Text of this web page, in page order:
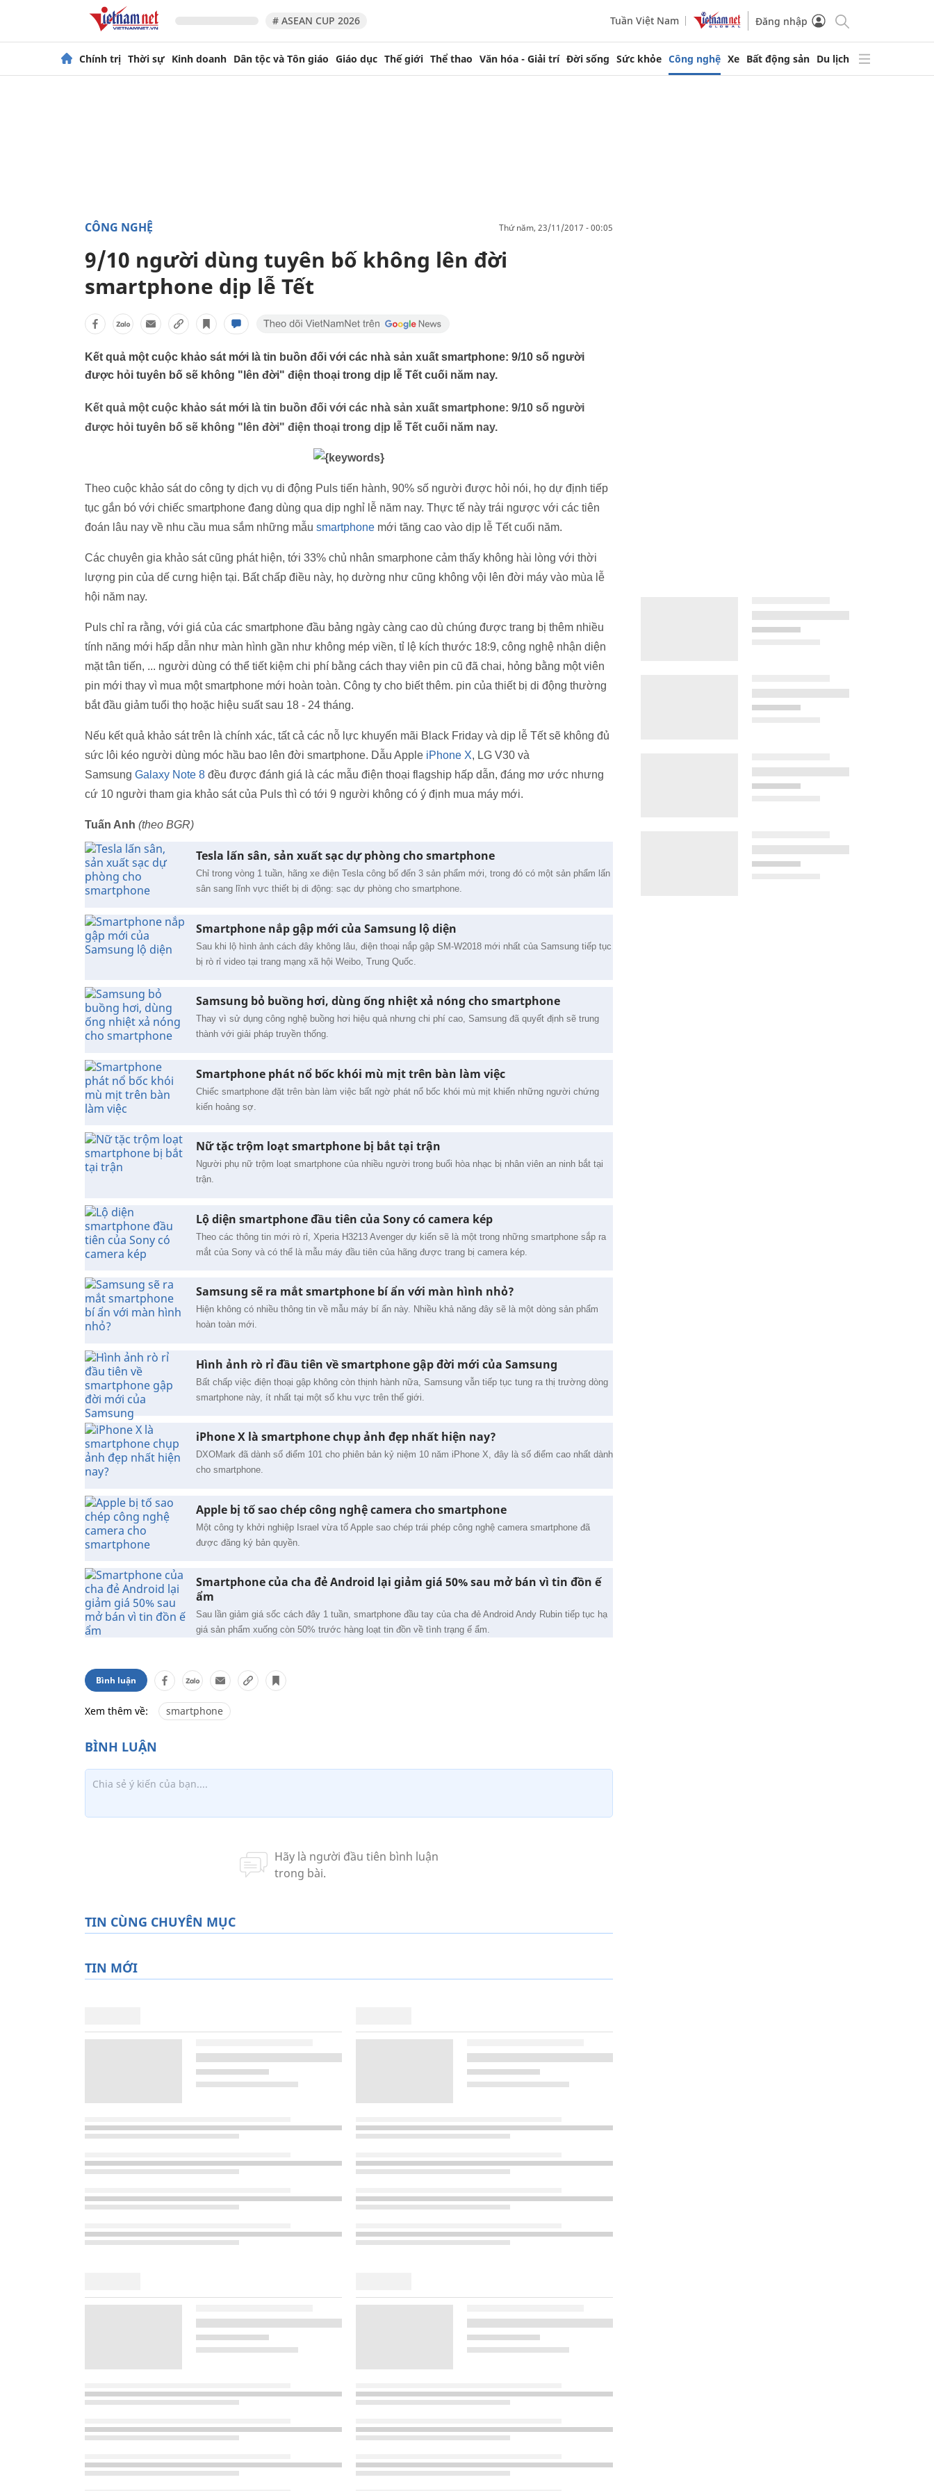
# ASEAN CUP 2026 Tuần Việt Nam Đăng nhập
Chính trị Thời sự Kinh doanh Dân tộc và Tôn giáo Giáo dục Thế giới Thể thao Văn hóa - Giải trí Đời sống Sức khỏe Công nghệ Xe Bất động sản Du lịch
CÔNG NGHỆ thứ năm, 23/11/2017 - 00:05
9/10 người dùng tuyên bố không lên đời
smartphone dịp lễ Tết
Kết quả một cuộc khảo sát mới là tin buồn đối với các nhà sản xuất smartphone: 9/10 số người
được hỏi tuyên bố sẽ không "lên đời" điện thoại trong dịp lễ Tết cuối năm nay.
Kết quả một cuộc khảo sát mới là tin buồn đối với các nhà sản xuất smartphone: 9/10 số người
được hỏi tuyên bố sẽ không "lên đời" điện thoại trong dịp lễ Tết cuối năm nay.
Theo cuộc khảo sát do công ty dịch vụ di động Puls tiến hành, 90% số người được hỏi nói, họ dự định tiếp
tục gắn bó với chiếc smartphone đang dùng qua dịp nghỉ lễ năm nay. Thực tế này trái ngược với các tiên
đoán lâu nay về nhu cầu mua sắm những mẫu smartphone mới tăng cao vào dịp lễ Tết cuối năm.
Các chuyên gia khảo sát cũng phát hiện, tới 33% chủ nhân smarphone cảm thấy không hài lòng với thời
lượng pin của dế cưng hiện tại. Bất chấp điều này, họ dường như cũng không vội lên đời máy vào mùa lễ
hội năm nay.
Puls chỉ ra rằng, với giá của các smartphone đầu bảng ngày càng cao dù chúng được trang bị thêm nhiều
tính năng mới hấp dẫn như màn hình gần như không mép viền, tỉ lệ kích thước 18:9, công nghệ nhận diện
mặt tân tiến, ... người dùng có thể tiết kiệm chi phí bằng cách thay viên pin cũ đã chai, hỏng bằng một viên
pin mới thay vì mua một smartphone mới hoàn toàn. Công ty cho biết thêm. pin của thiết bị di động thường
bắt đầu giảm tuổi thọ hoặc hiệu suất sau 18 - 24 tháng.
Nếu kết quả khảo sát trên là chính xác, tất cả các nỗ lực khuyến mãi Black Friday và dịp lễ Tết sẽ không đủ
sức lôi kéo người dùng móc hầu bao lên đời smartphone. Dẫu Apple iPhone X, LG V30 và
Samsung Galaxy Note 8 đều được đánh giá là các mẫu điện thoại flagship hấp dẫn, đáng mơ ước nhưng
cứ 10 người tham gia khảo sát của Puls thì có tới 9 người không có ý định mua máy mới.
Tuấn Anh (theo BGR)
Tesla lấn sân, sản xuất sạc dự phòng cho smartphone
Chỉ trong vòng 1 tuần, hãng xe điện Tesla công bố đến 3 sản phẩm mới, trong đó có một sản phẩm lấn
sân sang lĩnh vực thiết bị di động: sạc dự phòng cho smartphone.
Smartphone nắp gập mới của Samsung lộ diện
Sau khi lộ hình ảnh cách đây không lâu, điện thoại nắp gập SM-W2018 mới nhất của Samsung tiếp tục
bị rò rỉ video tại trang mạng xã hội Weibo, Trung Quốc.
Samsung bỏ buồng hơi, dùng ống nhiệt xả nóng cho smartphone
Thay vì sử dụng công nghệ buồng hơi hiệu quả nhưng chi phí cao, Samsung đã quyết định sẽ trung
thành với giải pháp truyền thống.
Smartphone phát nổ bốc khói mù mịt trên bàn làm việc
Chiếc smartphone đặt trên bàn làm việc bất ngờ phát nổ bốc khói mù mịt khiến những người chứng
kiến hoảng sợ.
Nữ tặc trộm loạt smartphone bị bắt tại trận
Người phụ nữ trộm loạt smartphone của nhiều người trong buổi hòa nhạc bị nhân viên an ninh bắt tại
trận.
Lộ diện smartphone đầu tiên của Sony có camera kép
Theo các thông tin mới rò rỉ, Xperia H3213 Avenger dự kiến sẽ là một trong những smartphone sắp ra
mắt của Sony và có thể là mẫu máy đầu tiên của hãng được trang bị camera kép.
Samsung sẽ ra mắt smartphone bí ẩn với màn hình nhỏ?
Hiện không có nhiều thông tin về mẫu máy bí ẩn này. Nhiều khả năng đây sẽ là một dòng sản phẩm
hoàn toàn mới.
Hình ảnh rò rỉ đầu tiên về smartphone gập đời mới của Samsung
Bất chấp việc điện thoại gập không còn thịnh hành nữa, Samsung vẫn tiếp tục tung ra thị trường dòng
smartphone này, ít nhất tại một số khu vực trên thế giới.
iPhone X là smartphone chụp ảnh đẹp nhất hiện nay?
DXOMark đã dành số điểm 101 cho phiên bản kỷ niệm 10 năm iPhone X, đây là số điểm cao nhất dành
cho smartphone.
Apple bị tố sao chép công nghệ camera cho smartphone
Một công ty khởi nghiệp Israel vừa tố Apple sao chép trái phép công nghệ camera smartphone đã
được đăng ký bản quyền.
Smartphone của cha đẻ Android lại giảm giá 50% sau mở bán vì tin đồn ế
ẩm
Sau lần giảm giá sốc cách đây 1 tuần, smartphone đầu tay của cha đẻ Android Andy Rubin tiếp tục hạ
giá sản phẩm xuống còn 50% trước hàng loạt tin đồn về tình trạng ế ẩm.
Bình luận
Xem thêm về: smartphone
TIN CÙNG CHUYÊN MỤC
TIN MỚI